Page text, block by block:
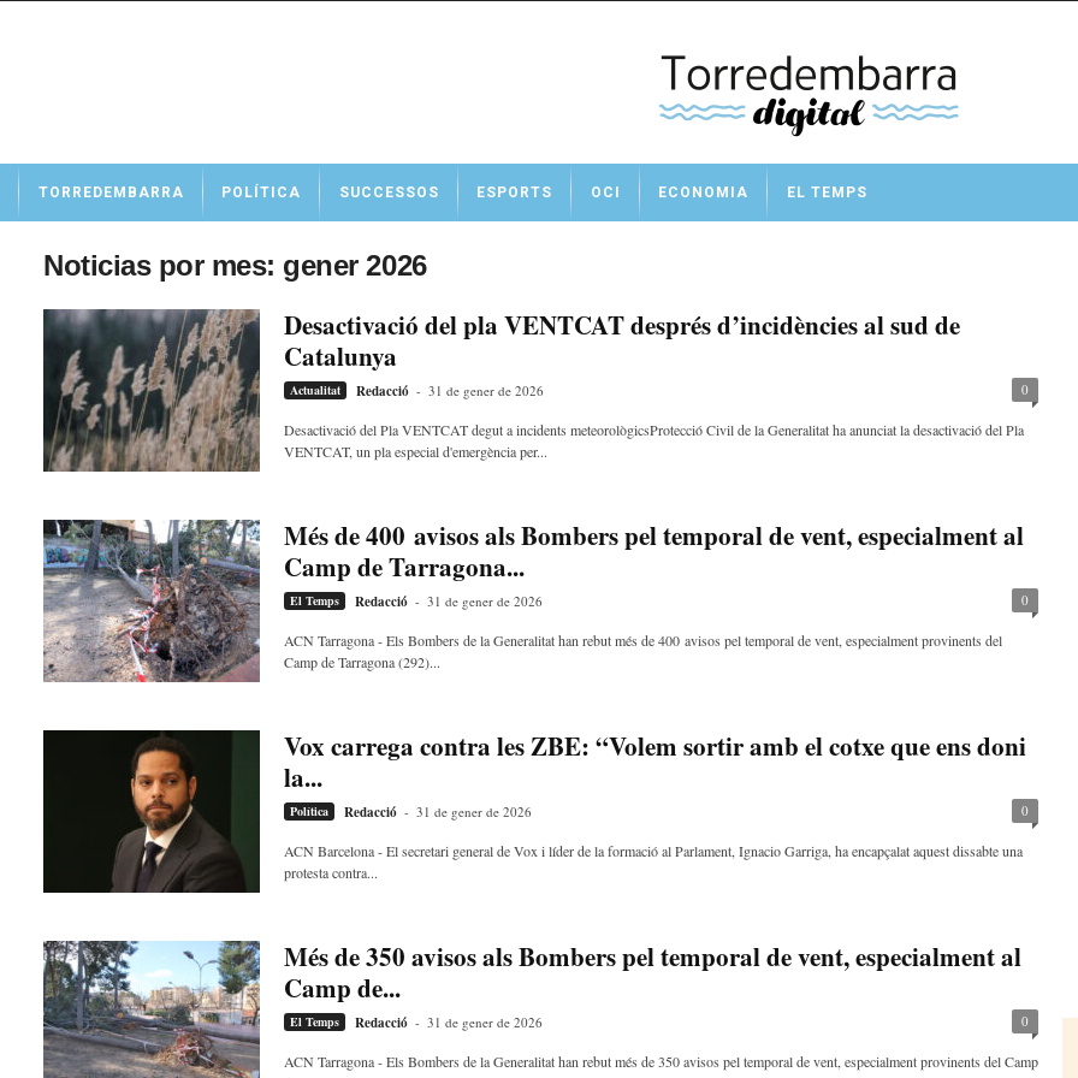
t
TORREDEMBARRA POLÍTICA SUCCESSOS ESPORTS OCI ECONOMIA EL TEMPS
Noticias por mes: gener 2026
Desactivació del pla VENTCAT després d’incidències al sud de
Catalunya
Actualitat Redacció - 31 de gener de 2026 0
Desactivació del Pla VENTCAT degut a incidents meteorològicsProtecció Civil de la Generalitat ha anunciat la desactivació del Pla
VENTCAT, un pla especial d'emergència per...
Més de 400 avisos als Bombers pel temporal de vent, especialment al
Camp de Tarragona...
El Temps Redacció - 31 de gener de 2026 0
ACN Tarragona - Els Bombers de la Generalitat han rebut més de 400 avisos pel temporal de vent, especialment provinents del
Camp de Tarragona (292)...
Vox carrega contra les ZBE: “Volem sortir amb el cotxe que ens doni
la...
Política Redacció - 31 de gener de 2026 0
ACN Barcelona - El secretari general de Vox i líder de la formació al Parlament, Ignacio Garriga, ha encapçalat aquest dissabte una
protesta contra...
Més de 350 avisos als Bombers pel temporal de vent, especialment al
Camp de...
El Temps Redacció - 31 de gener de 2026 0
ACN Tarragona - Els Bombers de la Generalitat han rebut més de 350 avisos pel temporal de vent, especialment provinents del Camp